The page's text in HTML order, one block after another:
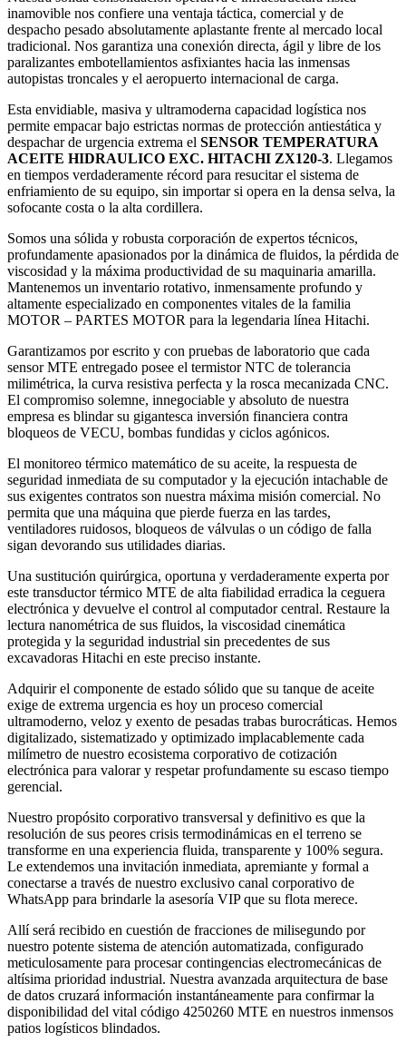
inamovible nos confiere una ventaja táctica, comercial y de
despacho pesado absolutamente aplastante frente al mercado local
tradicional. Nos garantiza una conexión directa, ágil y libre de los
paralizantes embotellamientos asfixiantes hacia las inmensas
autopistas troncales y el aeropuerto internacional de carga.
Esta envidiable, masiva y ultramoderna capacidad logística nos
permite empacar bajo estrictas normas de protección antiestática y
despachar de urgencia extrema el SENSOR TEMPERATURA
ACEITE HIDRAULICO EXC. HITACHI ZX120-3. Llegamos
en tiempos verdaderamente récord para resucitar el sistema de
enfriamiento de su equipo, sin importar si opera en la densa selva, la
sofocante costa o la alta cordillera.
Somos una sólida y robusta corporación de expertos técnicos,
profundamente apasionados por la dinámica de fluidos, la pérdida de
viscosidad y la máxima productividad de su maquinaria amarilla.
Mantenemos un inventario rotativo, inmensamente profundo y
altamente especializado en componentes vitales de la familia
MOTOR – PARTES MOTOR para la legendaria línea Hitachi.
Garantizamos por escrito y con pruebas de laboratorio que cada
sensor MTE entregado posee el termistor NTC de tolerancia
milimétrica, la curva resistiva perfecta y la rosca mecanizada CNC.
El compromiso solemne, innegociable y absoluto de nuestra
empresa es blindar su gigantesca inversión financiera contra
bloqueos de VECU, bombas fundidas y ciclos agónicos.
El monitoreo térmico matemático de su aceite, la respuesta de
seguridad inmediata de su computador y la ejecución intachable de
sus exigentes contratos son nuestra máxima misión comercial. No
permita que una máquina que pierde fuerza en las tardes,
ventiladores ruidosos, bloqueos de válvulas o un código de falla
sigan devorando sus utilidades diarias.
Una sustitución quirúrgica, oportuna y verdaderamente experta por
este transductor térmico MTE de alta fiabilidad erradica la ceguera
electrónica y devuelve el control al computador central. Restaure la
lectura nanométrica de sus fluidos, la viscosidad cinemática
protegida y la seguridad industrial sin precedentes de sus
excavadoras Hitachi en este preciso instante.
Adquirir el componente de estado sólido que su tanque de aceite
exige de extrema urgencia es hoy un proceso comercial
ultramoderno, veloz y exento de pesadas trabas burocráticas. Hemos
digitalizado, sistematizado y optimizado implacablemente cada
milímetro de nuestro ecosistema corporativo de cotización
electrónica para valorar y respetar profundamente su escaso tiempo
gerencial.
Nuestro propósito corporativo transversal y definitivo es que la
resolución de sus peores crisis termodinámicas en el terreno se
transforme en una experiencia fluida, transparente y 100% segura.
Le extendemos una invitación inmediata, apremiante y formal a
conectarse a través de nuestro exclusivo canal corporativo de
WhatsApp para brindarle la asesoría VIP que su flota merece.
Allí será recibido en cuestión de fracciones de milisegundo por
nuestro potente sistema de atención automatizada, configurado
meticulosamente para procesar contingencias electromecánicas de
altísima prioridad industrial. Nuestra avanzada arquitectura de base
de datos cruzará información instantáneamente para confirmar la
disponibilidad del vital código 4250260 MTE en nuestros inmensos
patios logísticos blindados.